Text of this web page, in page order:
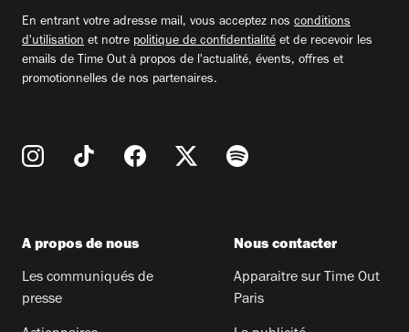
En entrant votre adresse mail, vous acceptez nos conditions
d'utilisation et notre politique de confidentialité et de recevoir les
emails de Time Out à propos de l'actualité, évents, offres et
promotionnelles de nos partenaires.
A propos de nous
Les communiqués de
presse
Nous contacter
Apparaitre sur Time Out
Paris